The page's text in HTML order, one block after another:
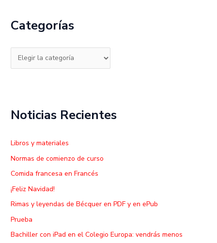
a
p
Categorías
Noticias Recientes
Libros y materiales
Normas de comienzo de curso
Comida francesa en Francés
¡Feliz Navidad!
Rimas y leyendas de Bécquer en PDF y en ePub
Prueba
Bachiller con iPad en el Colegio Europa: vendrás menos